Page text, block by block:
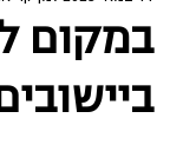
במקום